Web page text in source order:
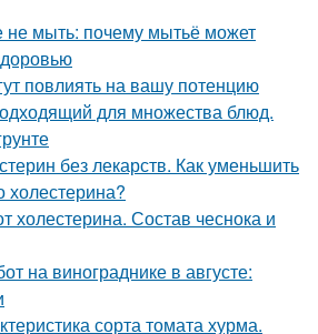
не мыть: почему мытьё может
повлиять на вашу потенцию
для множества блюд.
без лекарств. Как уменьшить
холестерина?
холестерина. Состав чеснока и
на винограднике в августе:
сорта томата хурма.